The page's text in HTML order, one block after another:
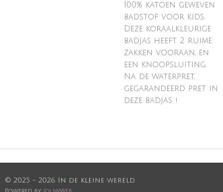
100% katoen geweven
badstof voor kids.
Deze koraalkleurige
badjas heeft 2 ruime
zakken vooraan, en
een knoopsluiting.
Na de waterpret,
gegarandeerd pret in
deze badjas !
© 2025 - 2026 In de kleine wereld